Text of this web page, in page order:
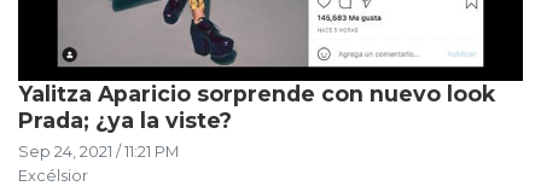
Yalitza Aparicio sorprende con nuevo look
Prada; ¿ya la viste?
Sep 24, 2021 / 11:21 PM
Excélsior